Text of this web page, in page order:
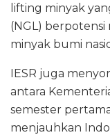
lifting minyak
(NGL)
minyak bumi
IESR juga
antara
semester
menjauhkan